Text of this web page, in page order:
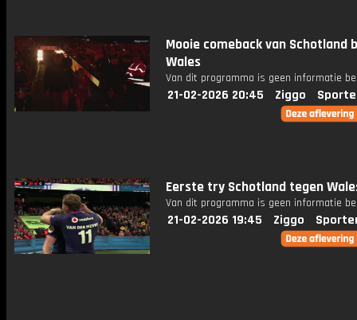
Mooie comeback van Schotland
Wales
Van dit programma is geen informatie
21-02-2026 20:45 Ziggo
Eerste try Schotland tegen
Van dit programma is geen informatie
21-02-2026 19:45 Ziggo